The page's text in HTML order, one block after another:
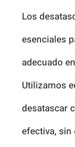
Los
esenciales
adecuado
Utilizamos
desatascar
efectiva, sin